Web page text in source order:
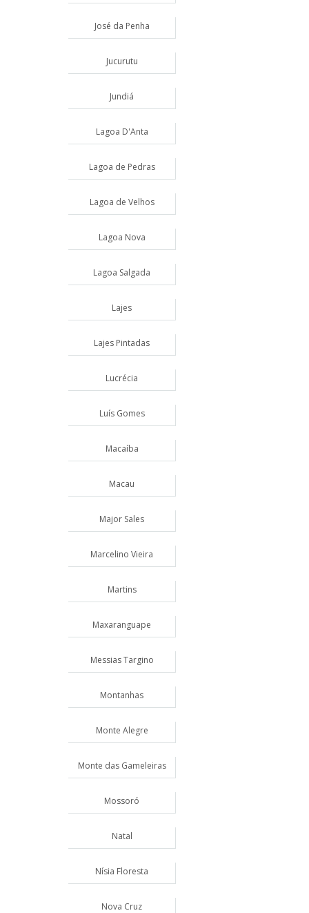
José da Penha
Jucurutu
Jundiá
Lagoa D'Anta
Lagoa de Pedras
Lagoa de Velhos
Lagoa Nova
Lagoa Salgada
Lajes
Lajes Pintadas
Lucrécia
Luís Gomes
Macaíba
Macau
Major Sales
Marcelino Vieira
Martins
Maxaranguape
Messias Targino
Montanhas
Monte Alegre
Monte das Gameleiras
Mossoró
Natal
Nísia Floresta
Nova Cruz